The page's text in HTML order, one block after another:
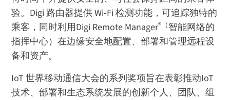
验。Digi 路由器提供 Wi-Fi 检测功能，可追踪独特的
乘客，同时利用Digi Remote Manager®（智能网络的
指挥中心）在边缘安全地配置、部署和管理远程设
备和资产。
IoT 世界移动通信大会的系列奖项旨在表彰推动IoT
技术、部署和生态系统发展的创新个人、团队、组